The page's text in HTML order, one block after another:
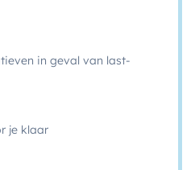
in geval van last-
je klaar